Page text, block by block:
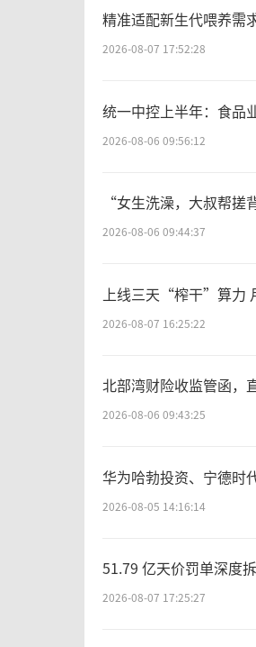
为成本上
影响毛
率有所提
速日销
及摊销费
松鼠销
9%。
在产
少
点至
13.98亿
6.82亿元。
精准适配新生代喂养需
2026-08-07 17:52:28
统一中控上半年：食品
2026-08-06 09:56:12
“女生洗澡，大叔帮
2026-08-06 09:44:37
上线三天“榨干”算力
2026-08-07 16:25:22
北部湾财险收监管函，
2026-08-06 09:43:25
华为哈勃投资、宁德时
2026-08-05 14:16:14
51.79 亿天价罚单深度
2026-08-07 17:25:27